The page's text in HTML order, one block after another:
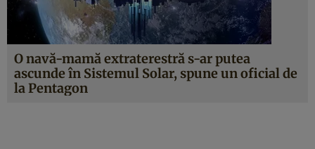
O navă-mamă extraterestră s-ar putea
ascunde în Sistemul Solar, spune un oficial de
la Pentagon